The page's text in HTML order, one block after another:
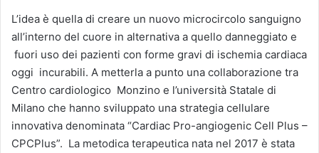
L’idea è quella di creare un nuovo microcircolo sanguigno
all’interno del cuore in alternativa a quello danneggiato e
fuori uso dei pazienti con forme gravi di ischemia cardiaca
oggi incurabili. A metterla a punto una collaborazione tra
Centro cardiologico Monzino e l’università Statale di
Milano che hanno sviluppato una strategia cellulare
innovativa denominata “Cardiac Pro-angiogenic Cell Plus –
CPCPlus”. La metodica terapeutica nata nel 2017 è stata